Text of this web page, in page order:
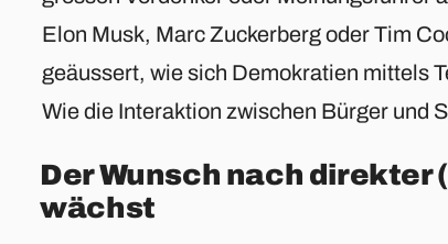
Elon Musk, Marc Zuckerberg oder Tim
geäussert, wie sich Demokratien mittels
Wie die Interaktion zwischen Bürger und
Der Wunsch nach
wächst